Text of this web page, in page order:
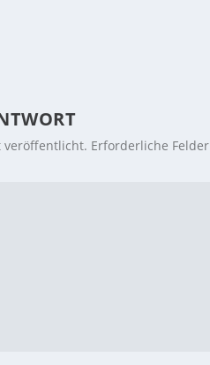
veröffentlicht. Erforderliche